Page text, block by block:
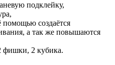
подклейку,
создаётся
а так же повышаются
фишки, 2 кубика.